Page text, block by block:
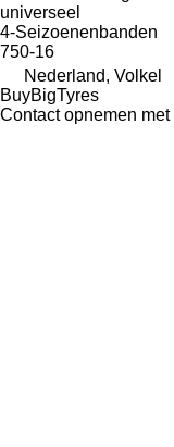
universeel
4-Seizoenenbanden
750-16
Nederland, Volkel
BuyBigTyres
Contact opnemen met